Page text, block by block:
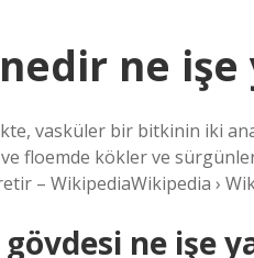
ne işe
vasküler bir bitkinin iki
floemde kökler ve
– WikipediaWikipedia ›
ne işe